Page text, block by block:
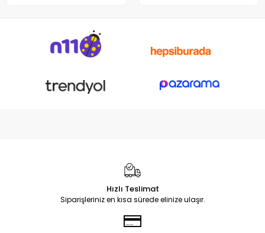
Hızlı Teslimat
Siparişleriniz en kısa sürede elinize ulaşır.